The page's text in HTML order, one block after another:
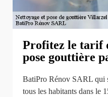
Profitez le tarif
pose gouttière
BatiPro Rénov SARL qui
tous les habitants dans le